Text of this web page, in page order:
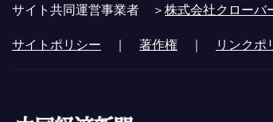
サイト共同運営事業者 ＞株式会社クローバ
サイトポリシー ｜ 著作権 ｜ リンクポ